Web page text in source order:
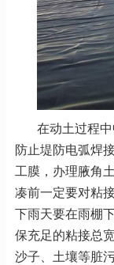
在动土过程
防止堤防电弧焊
工膜，办理腋角
凑前一定要对粘
下雨天要在雨棚
保充足的粘接总
沙子、土壤等脏